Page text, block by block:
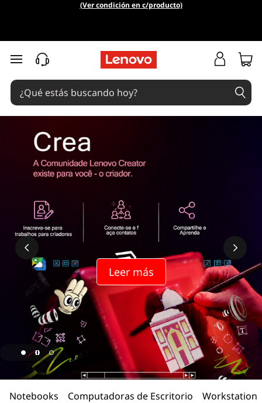
(Ver condición en c/producto)
Ir al contenido principal
Leer más
Notebooks Computadoras de Escritorio Workstations